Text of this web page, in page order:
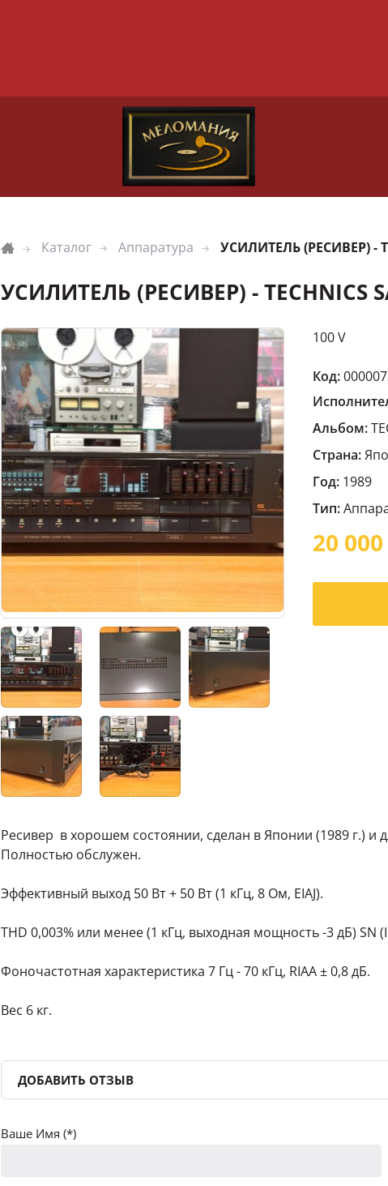
Каталог Аппаратура УСИЛИТЕЛЬ (РЕСИВЕР) -
УСИЛИТЕЛЬ (РЕСИВЕР) - TECHNICS
100 V
Код:
Альбом:
Страна:
Год: 1989
Тип:
20 000
Ресивер в хорошем состоянии, сделан в Японии (1989 г.) и
Полностью обслужен.
Эффективный выход 50 Вт + 50 Вт (1 кГц, 8 Ом, EIAJ).
THD 0,003% или менее (1 кГц, выходная мощность -3 дБ) SN
Фоночастотная характеристика 7 Гц - 70 кГц, RIAA ± 0,8 дБ.
Вес 6 кг.
ДОБАВИТЬ ОТЗЫВ
Ваше Имя (*)